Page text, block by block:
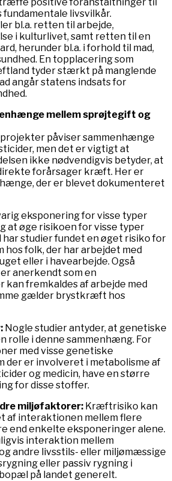
livsvilkår.
bl.a. retten til arbejde,
i kulturlivet, samt retten til en
herunder bl.a. i forhold til mad,
En topplacering som
tyder stærkt på manglende
angår statens indsats for
mellem sprøjtegift og
påviser sammenhænge
men det er vigtigt at
ikke nødvendigvis betyder, at
forårsager kræft. Her er
der er blevet dokumenteret
eksponering for visse typer
at øge risikoen for visse typer
studier fundet en øget risiko for
hos folk, der har arbejdet med
eller i havearbejde. Også
anerkendt som en
kan fremkaldes af arbejde med
gælder brystkræft hos
Nogle studier antyder, at genetiske
rolle i denne sammenhæng. For
med visse genetiske
der er involveret i metabolisme af
og medicin, have en større
for disse stoffer.
miljøfaktorer: Kræftrisiko kan
af interaktionen mellem flere
end enkelte eksponeringer alene.
interaktion mellem
andre livsstils- eller miljømæssige
eller passiv rygning i
på landet generelt.